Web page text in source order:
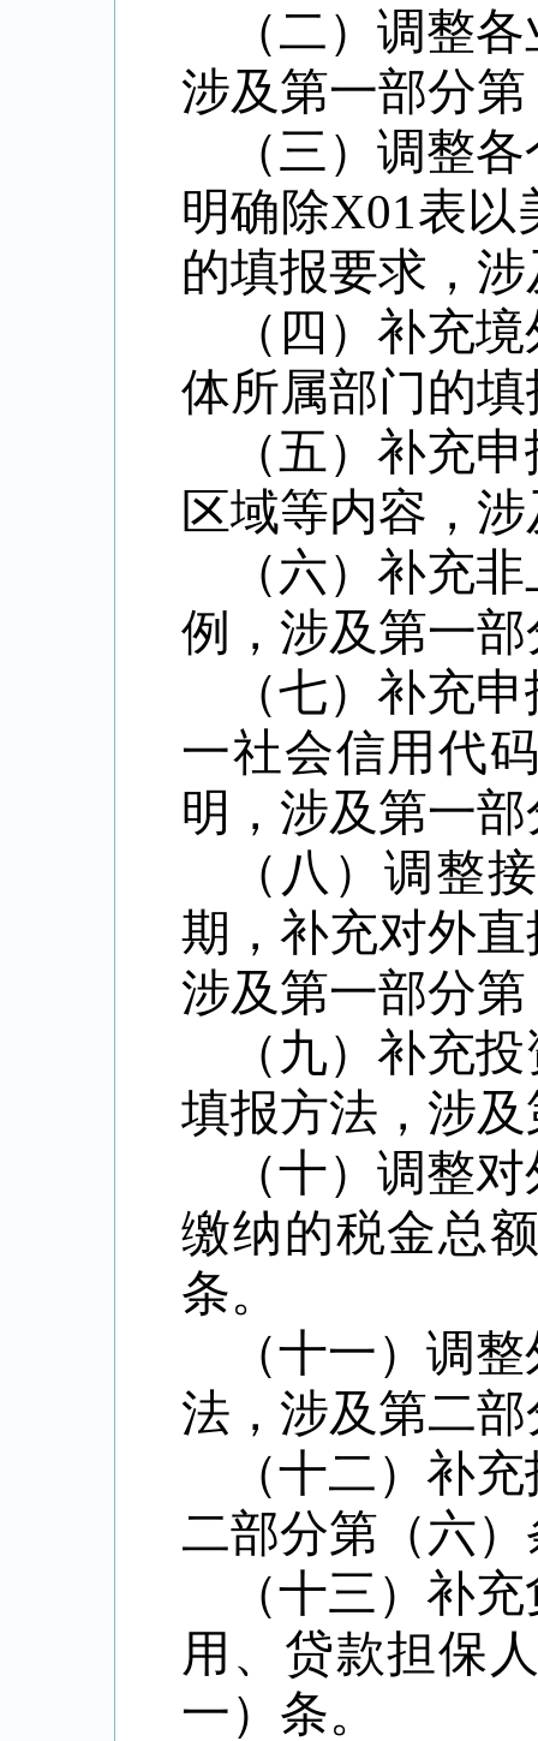
（二）调整
涉及第一部分
（三）调整
明确除X01表以
的填报要求，
（四）补充
体所属部门的
（五）补充
区域等内容，
（六）补充
例，涉及第一
（七）补充
一社会信用代
明，涉及第一
（八）调整
期，补充对外
涉及第一部分
（九）补充
填报方法，涉
（十）调整
缴纳的税金总
条。
（十一）调
法，涉及第二
（十二）补
二部分第（六
（十三）补
用、贷款担保
一）条。